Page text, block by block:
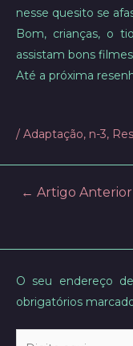
nesse quesito se
Bom, crianças, o
assistam bons
Até a próxima
/ Adaptação, n-3,
Post← Artigo Anterior
O seu endereço
obrigatórios